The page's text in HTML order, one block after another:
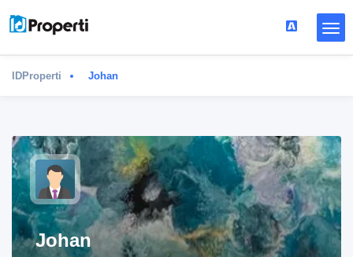
IDProperti Johan
Johan